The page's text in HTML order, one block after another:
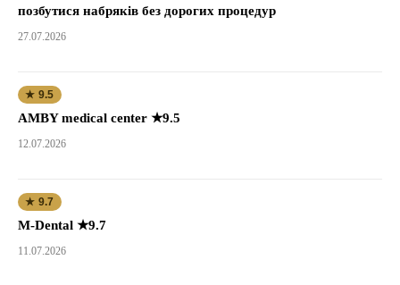
позбутися набряків без дорогих процедур
27.07.2026
★ 9.5
AMBY medical center ★9.5
12.07.2026
★ 9.7
M-Dental ★9.7
11.07.2026